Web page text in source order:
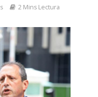
2 Mins Lectura